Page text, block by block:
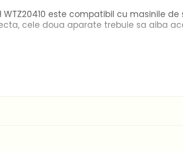
WTZ20410 este compatibil cu masinile
cele doua aparate trebuie sa aiba